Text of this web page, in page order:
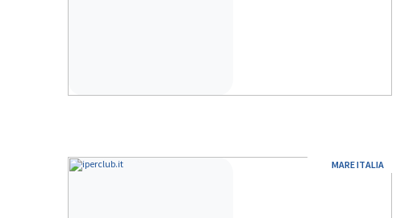
MARE ITALIA